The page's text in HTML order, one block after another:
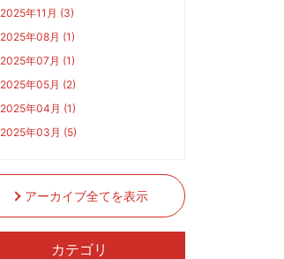
2025年11月 (3)
2025年08月 (1)
2025年07月 (1)
2025年05月 (2)
2025年04月 (1)
2025年03月 (5)
アーカイブ全てを表示
カテゴリ